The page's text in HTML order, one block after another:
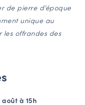
de pierre d’époque
unique au
les offrandes des
à 15h